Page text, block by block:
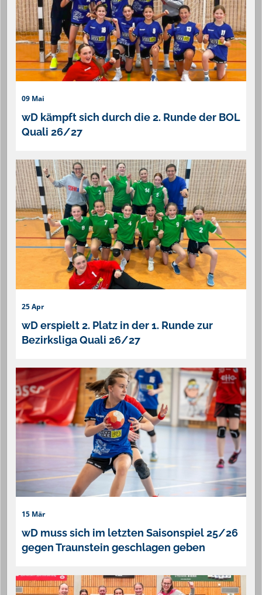
09 Mai
wD kämpft sich durch die 2. Runde der BOL
Quali 26/27
25 Apr
wD erspielt 2. Platz in der 1. Runde zur
Bezirksliga Quali 26/27
15 Mär
wD muss sich im letzten Saisonspiel 25/26
gegen Traunstein geschlagen geben